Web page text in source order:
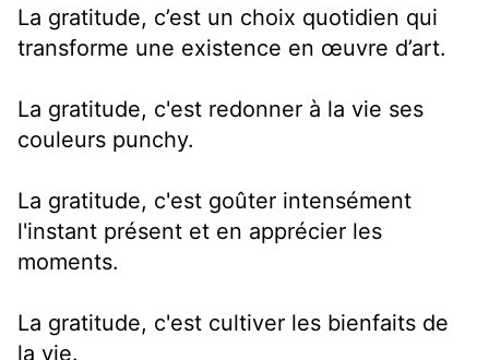
La gratitude, c’est un choix quotidien qui
transforme une existence en œuvre d’art.
La gratitude, c'est redonner à la vie ses
couleurs punchy.
La gratitude, c'est goûter intensément
l'instant présent et en apprécier les
moments.
La gratitude, c'est cultiver les bienfaits de
la vie.